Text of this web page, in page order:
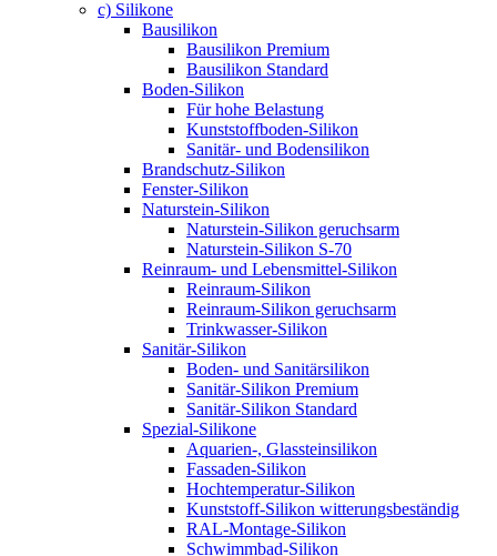
c) Silikone
Bausilikon
Bausilikon Premium
Bausilikon Standard
Boden-Silikon
Für hohe Belastung
Kunststoffboden-Silikon
Sanitär- und Bodensilikon
Brandschutz-Silikon
Fenster-Silikon
Naturstein-Silikon
Naturstein-Silikon geruchsarm
Naturstein-Silikon S-70
Reinraum- und Lebensmittel-Silikon
Reinraum-Silikon
Reinraum-Silikon geruchsarm
Trinkwasser-Silikon
Sanitär-Silikon
Boden- und Sanitärsilikon
Sanitär-Silikon Premium
Sanitär-Silikon Standard
Spezial-Silikone
Aquarien-, Glassteinsilikon
Fassaden-Silikon
Hochtemperatur-Silikon
Kunststoff-Silikon witterungsbeständig
RAL-Montage-Silikon
Schwimmbad-Silikon